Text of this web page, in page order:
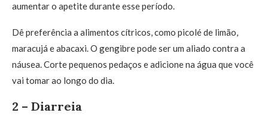
aumentar o apetite durante esse período.
Dê preferência a alimentos cítricos, como picolé de limão,
maracujá e abacaxi. O gengibre pode ser um aliado contra a
náusea. Corte pequenos pedaços e adicione na água que você
vai tomar ao longo do dia.
2 – Diarreia